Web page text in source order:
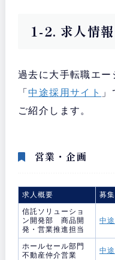
1-2. 求人情報
過去に大手転職エ
「中途採用サイト
ご紹介します。
営業・企画
求人概要 募
信託ソリューショ
ン開発部 商品開
発・営業推進担当
中
ホールセール部門
不動産仲介営業
中